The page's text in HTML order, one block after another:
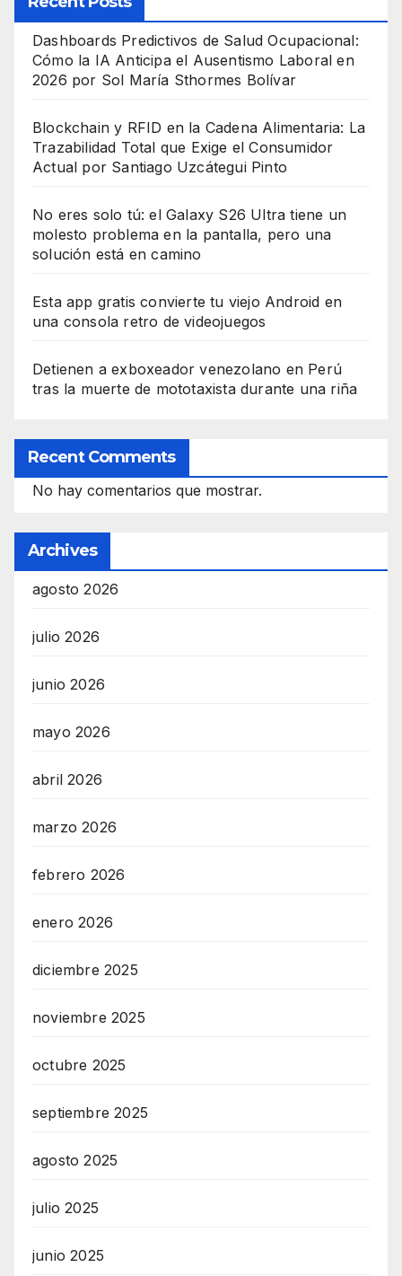
Dashboards Predictivos de Salud Ocupacional:
Cómo la IA Anticipa el Ausentismo Laboral en
2026 por Sol María Sthormes Bolívar
Blockchain y RFID en la Cadena Alimentaria: La
Trazabilidad Total que Exige el Consumidor
Actual por Santiago Uzcátegui Pinto
No eres solo tú: el Galaxy S26 Ultra tiene un
molesto problema en la pantalla, pero una
solución está en camino
Esta app gratis convierte tu viejo Android en
una consola retro de videojuegos
Detienen a exboxeador venezolano en Perú
tras la muerte de mototaxista durante una riña
Recent Comments
No hay comentarios que mostrar.
Archives
agosto 2026
julio 2026
junio 2026
mayo 2026
abril 2026
marzo 2026
febrero 2026
enero 2026
diciembre 2025
noviembre 2025
octubre 2025
septiembre 2025
agosto 2025
julio 2025
junio 2025